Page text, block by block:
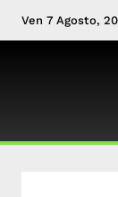
Ven 7 Agosto,